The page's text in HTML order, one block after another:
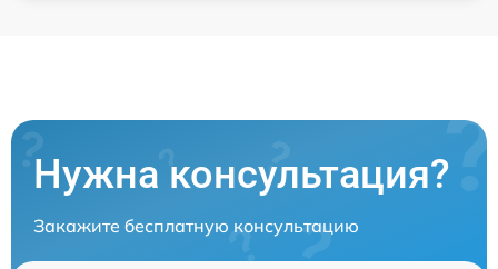
Нужна консультация?
Закажите бесплатную консультацию